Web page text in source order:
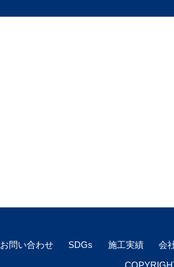
お問い合わせ SDGs 施工実績 会